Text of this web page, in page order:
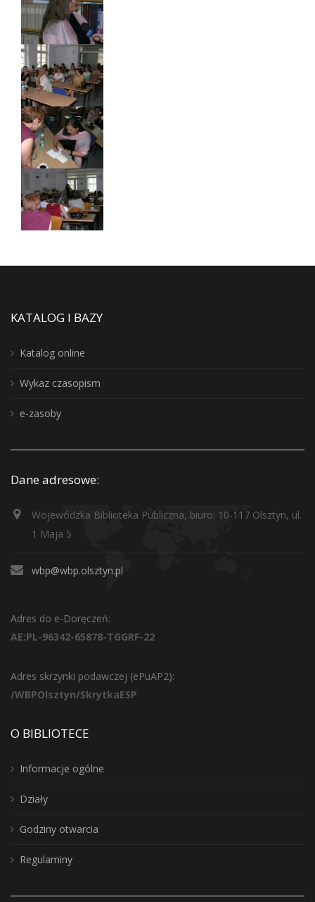
KATALOG I BAZY
Katalog online
Wykaz czasopism
e-zasoby
Dane adresowe:
Wojewódzka Biblioteka Publiczna, biuro: 10-117 Olsztyn, ul.
1 Maja 5
wbp@wbp.olsztyn.pl
Adres do e-Doręczeń:
AE:PL-96342-65878-TGGRF-22
Adres skrzynki podawczej (ePuAP2):
/WBPOlsztyn/SkrytkaESP
O BIBLIOTECE
Informacje ogólne
Działy
Godziny otwarcia
Regulaminy